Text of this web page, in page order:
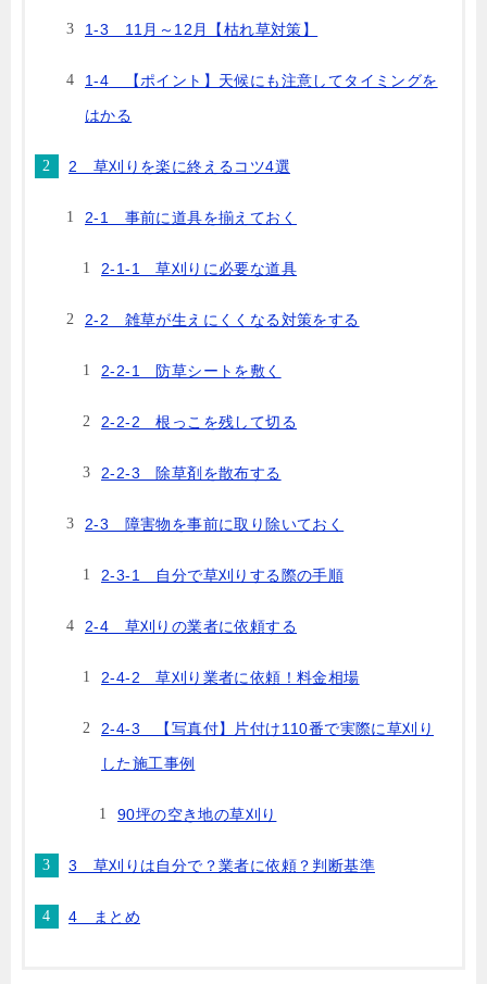
1-3 11月～12月【枯れ草対策】
1-4 【ポイント】天候にも注意してタイミングを
はかる
2 草刈りを楽に終えるコツ4選
2-1 事前に道具を揃えておく
2-1-1 草刈りに必要な道具
2-2 雑草が生えにくくなる対策をする
2-2-1 防草シートを敷く
2-2-2 根っこを残して切る
2-2-3 除草剤を散布する
2-3 障害物を事前に取り除いておく
2-3-1 自分で草刈りする際の手順
2-4 草刈りの業者に依頼する
2-4-2 草刈り業者に依頼！料金相場
2-4-3 【写真付】片付け110番で実際に草刈り
した施工事例
90坪の空き地の草刈り
3 草刈りは自分で？業者に依頼？判断基準
4 まとめ